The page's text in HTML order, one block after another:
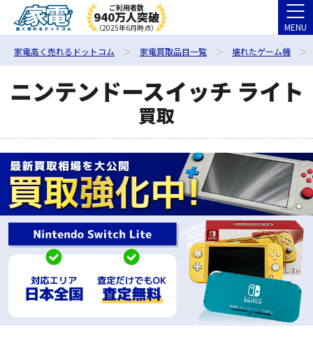
ご利用者数
940万人突破
（2025年6月時点） MENU
家電高く売れるドットコム 家電買取品目一覧 壊れたゲーム機
ニンテンドースイッチ ライト
買取